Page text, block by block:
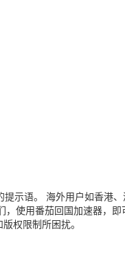
示语。 海外用户如香港
使用番茄回国加速器，
权限制所困扰。